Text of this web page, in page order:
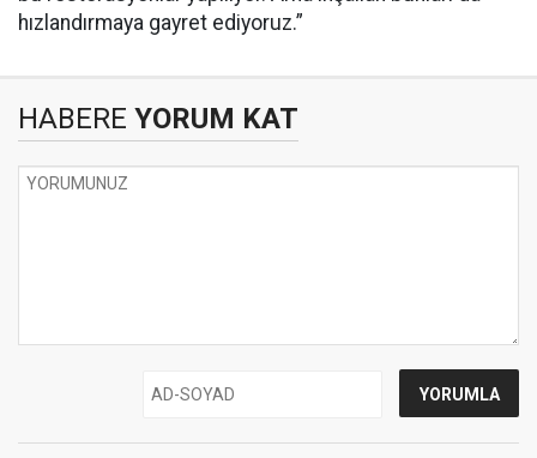
hızlandırmaya gayret ediyoruz.”
HABERE YORUM KAT